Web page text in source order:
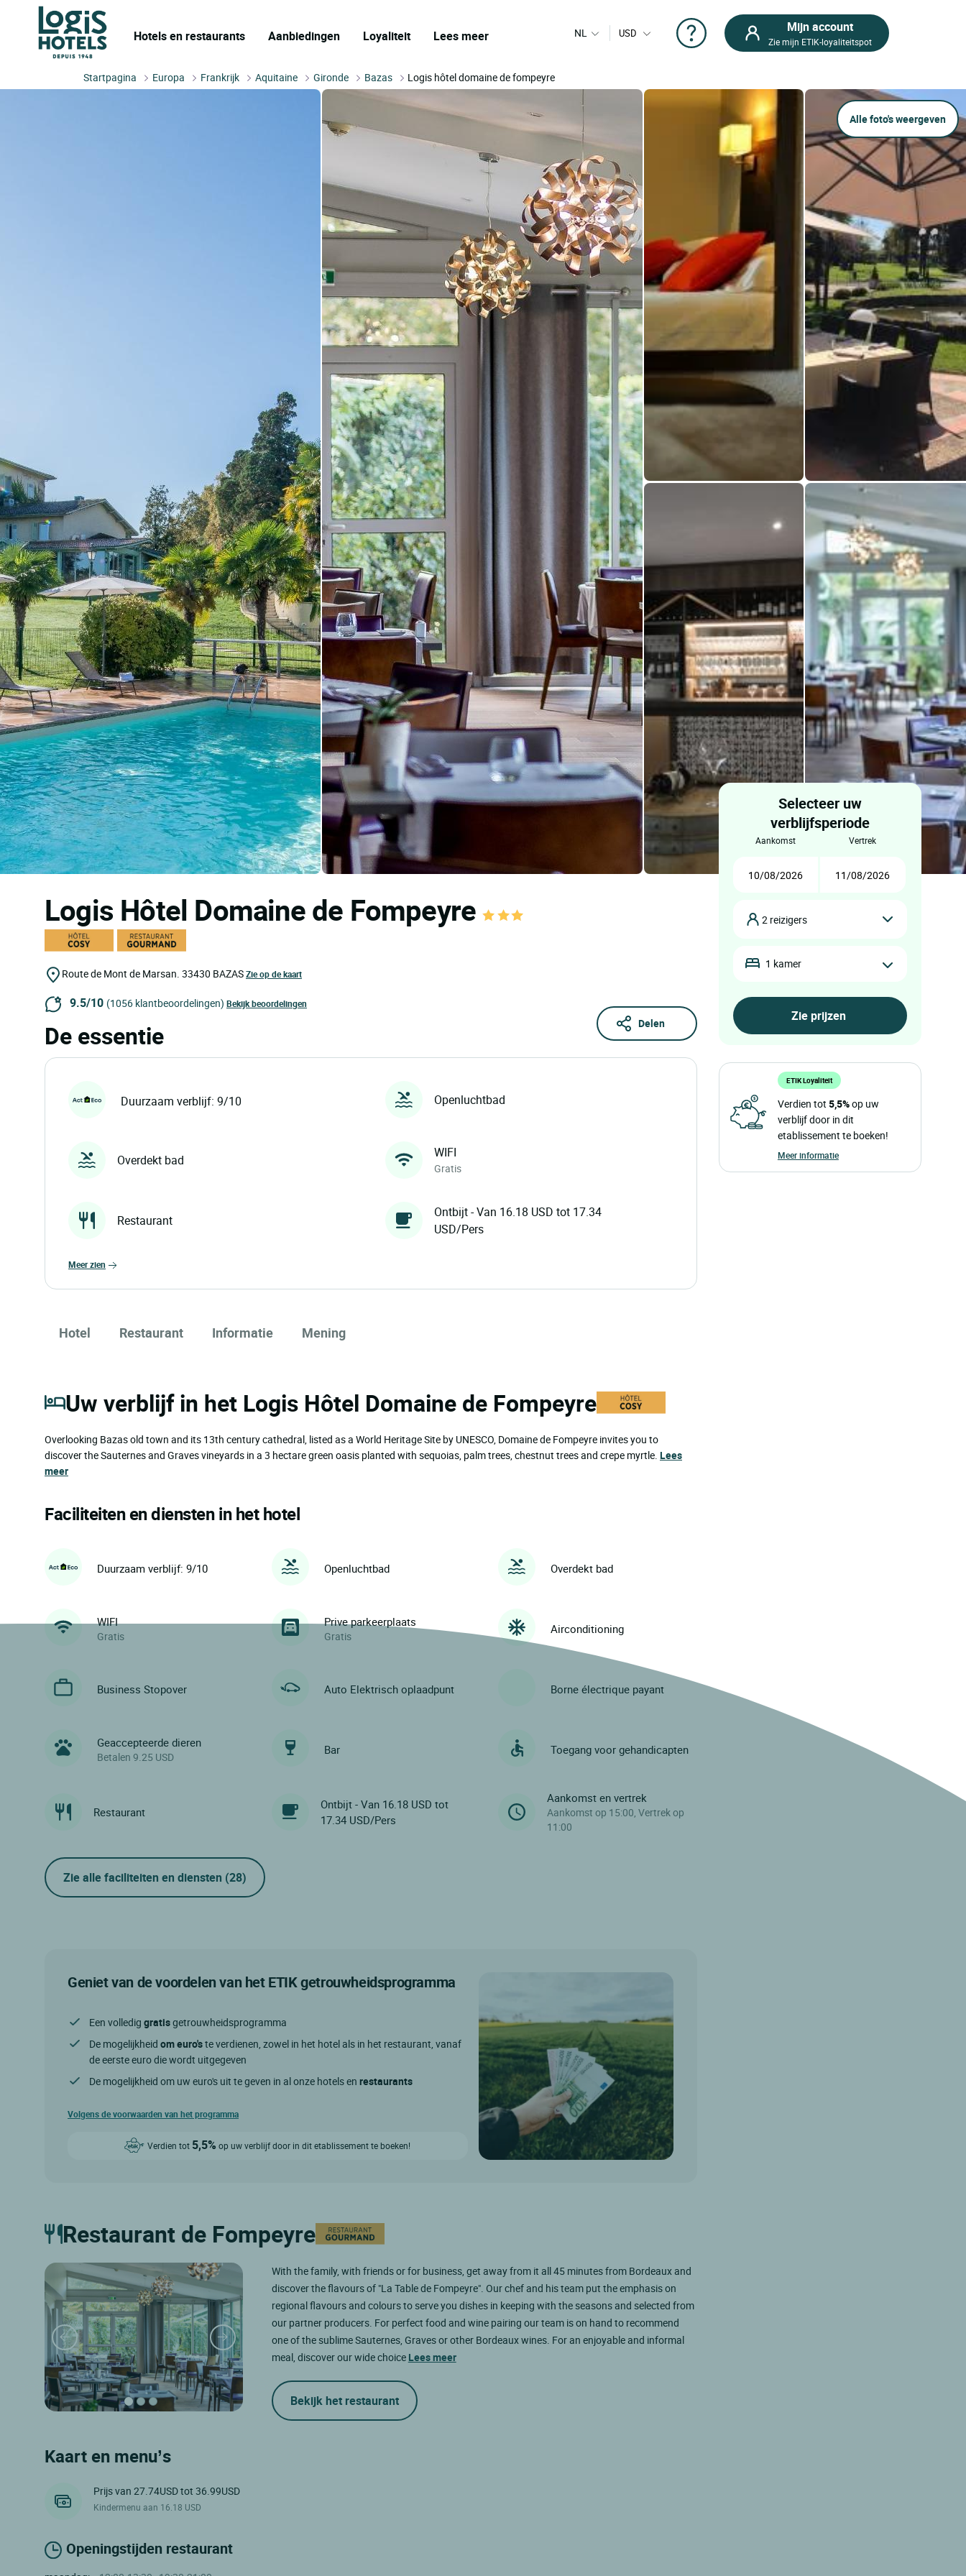
Hotels en restaurants Aanbiedingen Loyaliteit Lees meer NL USD Mijn account
Zie mijn ETIK-loyaliteitspot
Startpagina Europa Frankrijk Aquitaine Gironde Bazas Logis hôtel domaine de fompeyre
Alle foto's weergeven
Logis Hôtel Domaine de Fompeyre
Route de Mont de Marsan. 33430 BAZASZie op de kaart
9.5/10 (1056 klantbeoordelingen) Bekijk beoordelingen
Delen
De essentie
Duurzaam verblijf: 9/10 Openluchtbad
Overdekt bad WIFI
Gratis
Restaurant
Ontbijt - Van 16.18 USD tot 17.34
USD/Pers
meer zien
Hotel Restaurant Informatie Mening
Uw verblijf in het Logis Hôtel Domaine de Fompeyre
Overlooking Bazas old town and its 13th century cathedral, listed as a World Heritage Site by UNESCO, Domaine de Fompeyre invites you to
discover the Sauternes and Graves vineyards in a 3 hectare green oasis planted with sequoias, palm trees, chestnut trees and crepe myrtle. Lees
meer
Faciliteiten en diensten in het hotel
Duurzaam verblijf: 9/10 Openluchtbad Overdekt bad
WIFI
Gratis
Prive parkeerplaats
Gratis
Airconditioning
Business Stopover Auto Elektrisch oplaadpunt Borne électrique payant
Geaccepteerde dieren
Betalen 9.25 USD
Bar Toegang voor gehandicapten
Restaurant
Ontbijt - Van 16.18 USD tot
17.34 USD/Pers
Aankomst en vertrek
Aankomst op 15:00, Vertrek op
11:00
Zie alle faciliteiten en diensten (28)
Geniet van de voordelen van het ETIK getrouwheidsprogramma
Een volledig gratisgetrouwheidsprogramma
De mogelijkheid om euro'ste verdienen, zowel in het hotel als in het restaurant, vanaf
de eerste euro die wordt uitgegeven
De mogelijkheid om uw euro's uit te geven in al onze hotels en restaurants
Volgens de voorwaarden van het programma
Verdien tot 5,5% op uw verblijf door in dit etablissement te boeken!
Restaurant de Fompeyre
With the family, with friends or for business, get away from it all 45 minutes from Bordeaux and
discover the flavours of "La Table de Fompeyre". Our chef and his team put the emphasis on
regional flavours and colours to serve you dishes in keeping with the seasons and selected from
our partner producers. For perfect food and wine pairing our team is on hand to recommend
one of the sublime Sauternes, Graves or other Bordeaux wines. For an enjoyable and informal
meal, discover our wide choice Lees meer
Bekijk het restaurant
Kaart en menu’s
Prijs van 27.74USD tot 36.99USD
Kindermenu aan 16.18 USD
Openingstijden restaurant
Selecteer uw
verblijfsperiode
aankomst vertrek
2 reizigers
1 kamer
ETIK Loyaliteit
Verdien tot 5,5%op uw
verblijf door in dit
etablissement te boeken!
Meer informatie